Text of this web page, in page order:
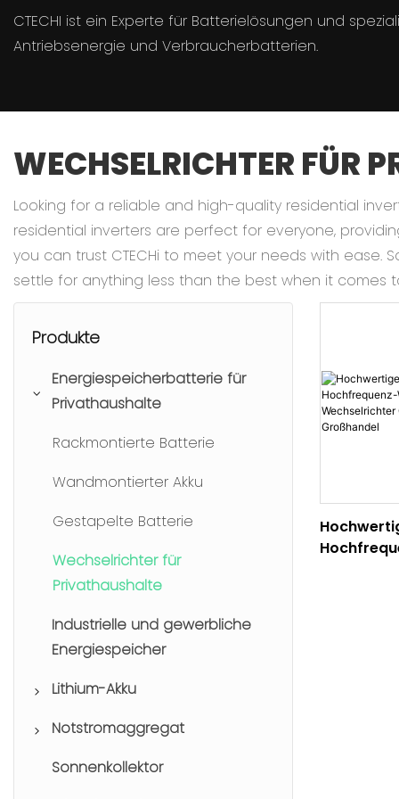
CTECHI ist ein Experte für Batterielösungen und
Antriebsenergie und Verbraucherbatterien.
WECHSELRICHTER FÜR
Looking for a reliable and high-quality residential
residential inverters are perfect for everyone,
you can trust CTECHi to meet your needs with
settle for anything less than the best when it comes
Produkte
Energiespeicherbatterie für
Privathaushalte
Rackmontierte Batterie
Wandmontierter Akku
Gestapelte Batterie
Wechselrichter für
Privathaushalte
Industrielle und gewerbliche
Energiespeicher
Lithium-Akku
Lithium-
Notstromaggregat
Tragbares Kraftwerk
Sonnenkollektor